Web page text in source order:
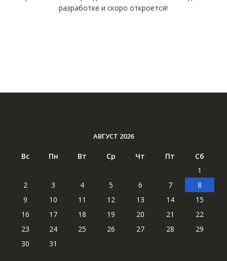
разработке и скоро откроется!
АВГУСТ 2026
Вс Пн Вт Ср Чт Пт
Сб
1
2
3 4 5 6 7
8
9
10 11 12 13 14
15
16
17 18 19 20 21
22
23
24 25 26 27 28
29
30
31